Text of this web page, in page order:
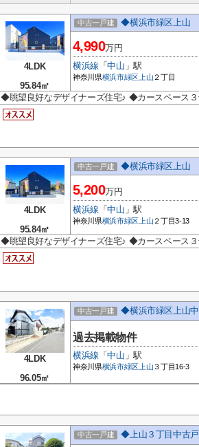
4LDK
95.84㎡
中古一戸建 ◆横浜市緑区上山
4,990万円
横浜線 「中山 」駅
神奈川県横浜市緑区 上山 ２丁目
◆眺望良好なデザイナーズ住宅♪ ◆カースペース
4LDK
95.84㎡
中古一戸建 ◆横浜市緑区上山
5,200万円
横浜線 「中山 」駅
神奈川県横浜市緑区 上山 ２丁目3-13
◆眺望良好なデザイナーズ住宅♪ ◆カースペース
4LDK
96.05㎡
中古一戸建 ◆横浜市緑区上山
過去掲載物件
横浜線 「中山 」駅
神奈川県横浜市緑区 上山３丁目16-3
中古一戸建 ◆上山３丁目中古